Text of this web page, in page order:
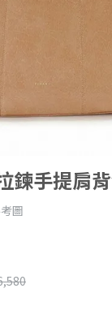
鍊手提肩
圖